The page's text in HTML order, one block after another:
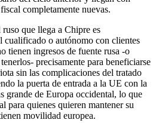
completamente nuevas.
que llega a Chipre es
cualificado o autónomo con clientes
tienen ingresos de fuente rusa -o
precisamente para beneficiarse
sin las complicaciones del tratado
la puerta de entrada a la UE con la
grande de Europa occidental, lo que
para quienes quieren mantener su
movilidad europea.